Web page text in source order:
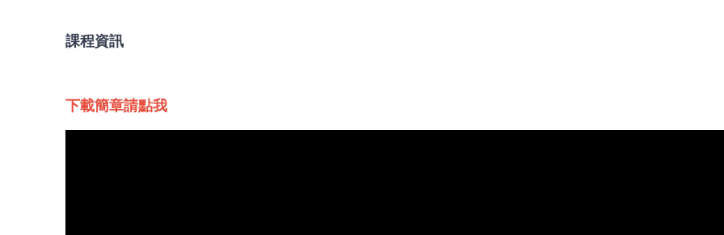
課程資訊
下載簡章請點我